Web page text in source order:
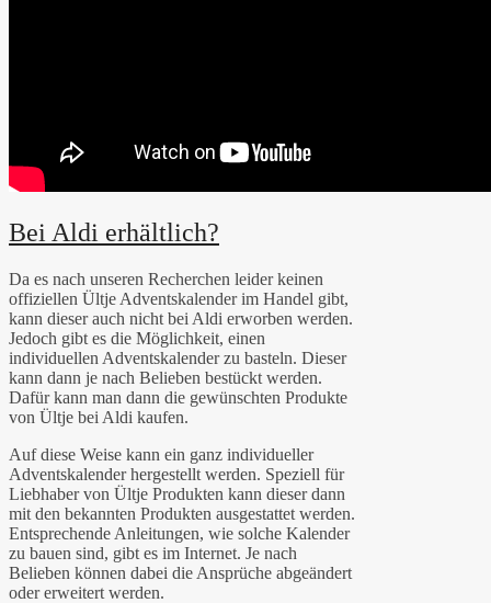
Bei Aldi erhältlich?
Da es nach unseren Recherchen leider keinen
offiziellen Ültje Adventskalender im Handel gibt,
kann dieser auch nicht bei Aldi erworben werden.
Jedoch gibt es die Möglichkeit, einen
individuellen Adventskalender zu basteln. Dieser
kann dann je nach Belieben bestückt werden.
Dafür kann man dann die gewünschten Produkte
von Ültje bei Aldi kaufen.
Auf diese Weise kann ein ganz individueller
Adventskalender hergestellt werden. Speziell für
Liebhaber von Ültje Produkten kann dieser dann
mit den bekannten Produkten ausgestattet werden.
Entsprechende Anleitungen, wie solche Kalender
zu bauen sind, gibt es im Internet. Je nach
Belieben können dabei die Ansprüche abgeändert
oder erweitert werden.